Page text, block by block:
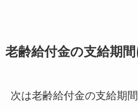
老齢給付金の支給期
次は老齢給付金の支給期